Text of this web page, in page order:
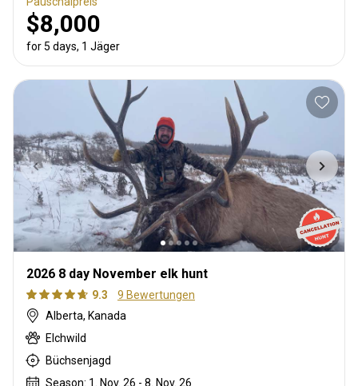
$8,000
for 5 days, 1 Jäger
2026 8 day November elk hunt
9.3
9 Bewertungen
Alberta, Kanada
Elchwild
Büchsenjagd
Season: 1. Nov. 26 - 8. Nov. 26